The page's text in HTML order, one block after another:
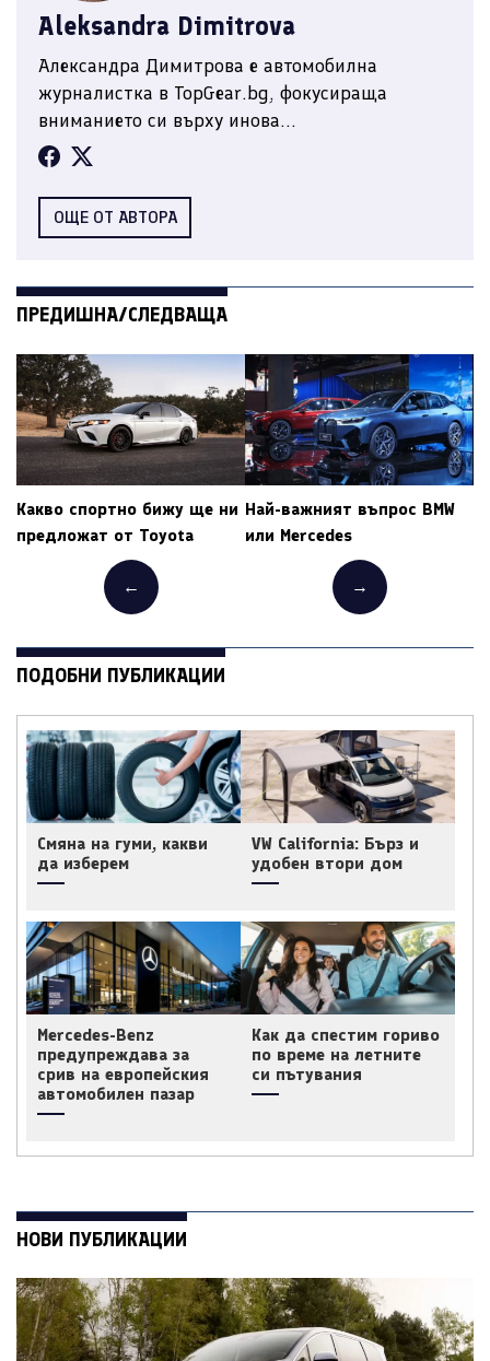
Aleksandra Dimitrova
Александра Димитрова е автомобилна
журналистка в TopGear.bg, фокусираща
вниманието си върху инова...
ОЩЕ ОТ АВТОРА
ПРЕДИШНА/СЛЕДВАЩА
Какво спортно бижу ще ни
предложат от Toyota
←
Най-важният въпрос BMW
или Mercedes
→
ПОДОБНИ ПУБЛИКАЦИИ
Смяна на гуми, какви
да изберем
VW California: Бърз и
удобен втори дом
Mercedes-Benz
предупреждава за
срив на европейския
автомобилен пазар
Как да спестим гориво
по време на летните
си пътувания
НОВИ ПУБЛИКАЦИИ